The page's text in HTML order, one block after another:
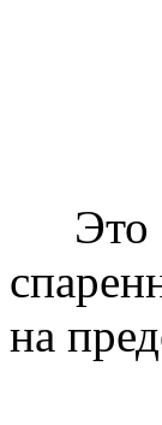
Это -
на